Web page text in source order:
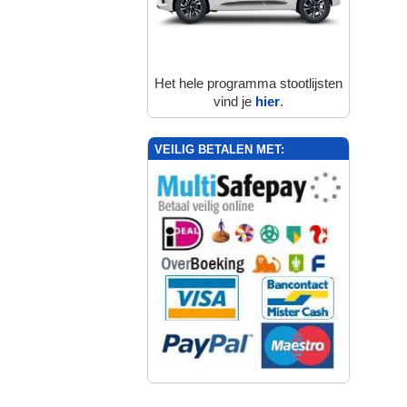
Het hele programma stootlijsten
vind je hier.
VEILIG BETALEN MET: